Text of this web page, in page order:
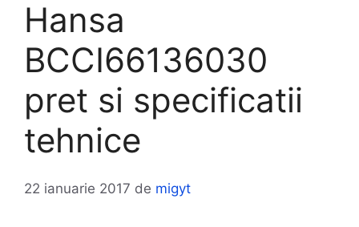
Hansa
BCCI66136030
pret si specificatii
tehnice
22 ianuarie 2017 de migyt